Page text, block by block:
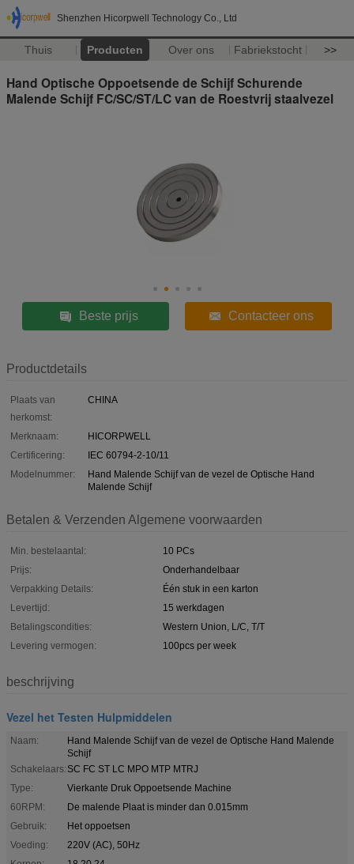
Shenzhen Hicorpwell Technology Co., Ltd
Thuis Producten Over ons Fabriekstocht >>
Hand Optische Oppoetsende de Schijf Schurende
Malende Schijf FC/SC/ST/LC van de Roestvrij staalvezel
Beste prijs Contacteer ons
Productdetails
Plaats van
herkomst:
CHINA
Merknaam:
HICORPWELL
Certificering:
IEC 60794-2-10/11
Modelnummer:
Hand Malende Schijf van de vezel de Optische Hand
Malende Schijf
Betalen & Verzenden Algemene voorwaarden
Min. bestelaantal:
10 PCs
Prijs:
Onderhandelbaar
Verpakking Details:
Één stuk in een karton
Levertijd:
15 werkdagen
Betalingscondities:
Western Union, L/C, T/T
Levering vermogen:
100pcs per week
beschrijving
Vezel het Testen Hulpmiddelen
Naam:
Hand Malende Schijf van de vezel de Optische Hand Malende
Schijf
Schakelaars: SC FC ST LC MPO MTP MTRJ
Type:
Vierkante Druk Oppoetsende Machine
60RPM:
De malende Plaat is minder dan 0.015mm
Gebruik:
Het oppoetsen
Voeding:
220V (AC), 50Hz